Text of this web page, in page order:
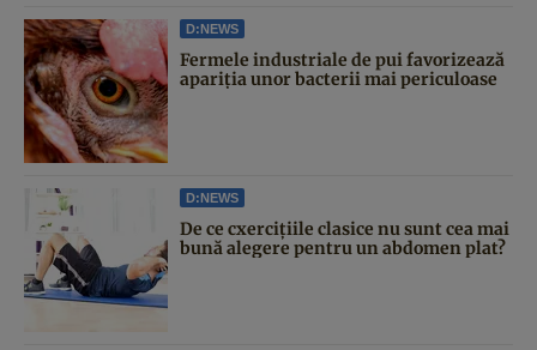
D:NEWS
Fermele industriale de pui favorizează
apariția unor bacterii mai periculoase
D:NEWS
De ce cxercițiile clasice nu sunt cea mai
bună alegere pentru un abdomen plat?